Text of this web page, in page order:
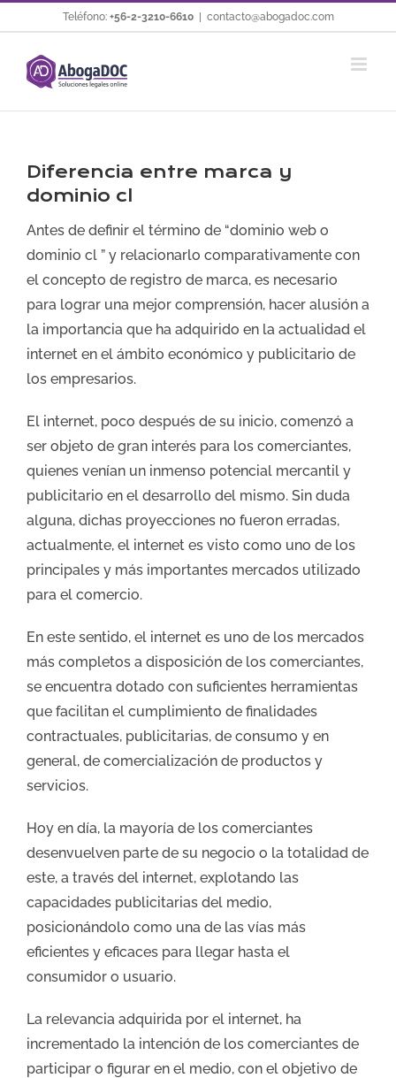
al
contenido
Teléfono: +56-2-3210-6610 contacto@abogadoc.com
Diferencia entre marca y
dominio cl
Antes de definir el término de “dominio web o
dominio cl ” y relacionarlo comparativamente con
el concepto de registro de marca, es necesario
para lograr una mejor comprensión, hacer alusión a
la importancia que ha adquirido en la actualidad el
internet en el ámbito económico y publicitario de
los empresarios.
El internet, poco después de su inicio, comenzó a
ser objeto de gran interés para los comerciantes,
quienes venían un inmenso potencial mercantil y
publicitario en el desarrollo del mismo. Sin duda
alguna, dichas proyecciones no fueron erradas,
actualmente, el internet es visto como uno de los
principales y más importantes mercados utilizado
para el comercio.
En este sentido, el internet es uno de los mercados
más completos a disposición de los comerciantes,
se encuentra dotado con suficientes herramientas
que facilitan el cumplimiento de finalidades
contractuales, publicitarias, de consumo y en
general, de comercialización de productos y
servicios.
Hoy en día, la mayoría de los comerciantes
desenvuelven parte de su negocio o la totalidad de
este, a través del internet, explotando las
capacidades publicitarias del medio,
posicionándolo como una de las vías más
eficientes y eficaces para llegar hasta el
consumidor o usuario.
La relevancia adquirida por el internet, ha
incrementado la intención de los comerciantes de
participar o figurar en el medio, con el objetivo de